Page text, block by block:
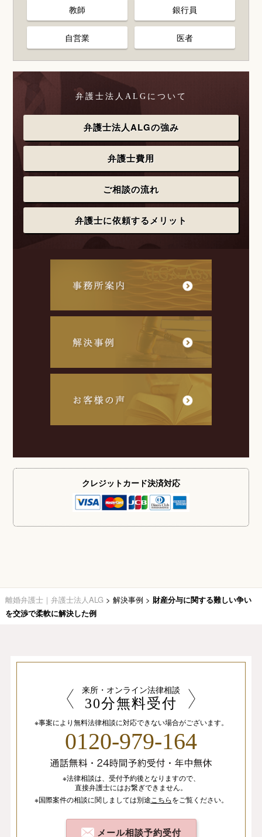
教師 銀行員
自営業 医者
弁護士法人ALGについて
弁護士法人ALGの強み
弁護士費用
ご相談の流れ
弁護士に依頼するメリット
クレジットカード決済対応
離婚弁護士｜弁護士法人ALG > 解決事例 > 財産分与に関する難しい争い
を交渉で柔軟に解決した例
来所・オンライン法律相談
30分無料受付
※事案により無料法律相談に対応できない場合がございます。
0120-979-164
※法律相談は、 受付予約後となりますので、
直接弁護士にはお繋ぎできません。
※国際案件の相談に関しましては別途 こちらをご覧ください。
メール相談予約受付